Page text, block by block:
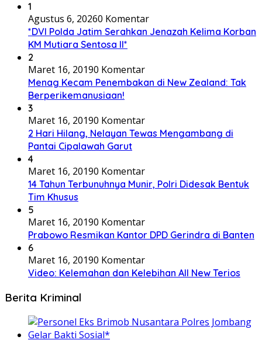
1
Agustus 6, 20260 Komentar
*DVI Polda Jatim Serahkan Jenazah Kelima Korban
KM Mutiara Sentosa II*
2
Maret 16, 20190 Komentar
Menag Kecam Penembakan di New Zealand: Tak
Berperikemanusiaan!
3
Maret 16, 20190 Komentar
2 Hari Hilang, Nelayan Tewas Mengambang di
Pantai Cipalawah Garut
4
Maret 16, 20190 Komentar
14 Tahun Terbunuhnya Munir, Polri Didesak Bentuk
Tim Khusus
5
Maret 16, 20190 Komentar
Prabowo Resmikan Kantor DPD Gerindra di Banten
6
Maret 16, 20190 Komentar
Video: Kelemahan dan Kelebihan All New Terios
Berita Kriminal